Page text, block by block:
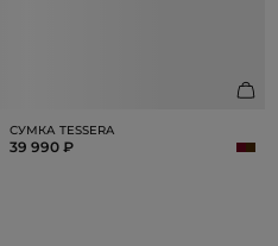
СУМКА TESSERA
39 990 ₽